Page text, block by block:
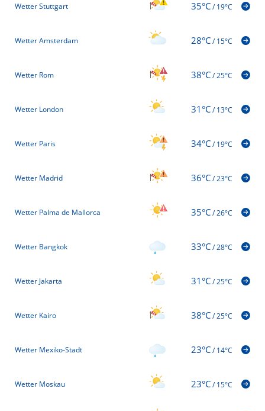
Wetter Stuttgart 35°C/19°C
Wetter Amsterdam 28°C/15°C
Wetter Rom 38°C/25°C
Wetter London 31°C/13°C
Wetter Paris 34°C/19°C
Wetter Madrid 36°C/23°C
Wetter Palma de Mallorca 35°C/26°C
Wetter Bangkok 33°C/28°C
Wetter Jakarta 31°C/25°C
Wetter Kairo 38°C/25°C
Wetter Mexiko-Stadt 23°C/14°C
Wetter Moskau 23°C/15°C